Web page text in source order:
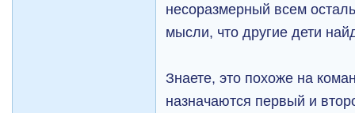
несоразмерный всем
мысли, что другие дети
Знаете, это похоже на
назначаются первый и